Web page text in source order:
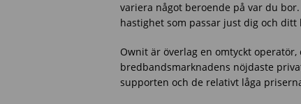
variera något beroende på var du
hastighet som passar just dig och ditt
Ownit är överlag en omtyckt
bredbandsmarknadens nöjdaste
supporten och de relativt låga